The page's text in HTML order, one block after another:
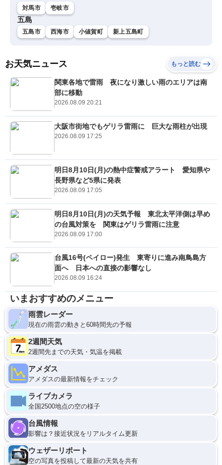
対馬市 壱岐市
五島
五島市 西海市 小値賀町 新上五島町
お天気ニュース もっと読む
関東各地で雷雨 夜になり激しい雨のエリアは南
部に移動
2026.08.09 20:21
大阪市街地でもゲリラ雷雨に 巨大な雨柱が出現
2026.08.09 17:25
明日8月10日(月)の熱中症警戒アラート 愛知県や
長野県など5県に発表
2026.08.09 17:05
明日8月10日(月)の天気予報 東北太平洋側は早め
の台風対策を 関東はゲリラ雷雨に注意
2026.08.09 17:00
台風16号(ペイロー)発生 東寄りに進み南鳥島方
面へ 日本への直接の影響なし
2026.08.09 16:24
いまおすすめのメニュー
雨雲レーダー
現在の雨雲の動きと60時間先の予報
2週間天気
2週間先までの天気・気温を掲載
アメダス
アメダスの最新情報をチェック
ライブカメラ
全国2500地点の空の様子
台風情報
影響は？接近状況をリアルタイム更新
ウェザーリポート
空の写真を投稿して最新の天気を共有